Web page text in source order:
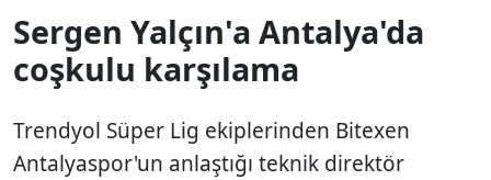
Sergen Yalçın'a Antalya'da
coşkulu karşılama
Trendyol Süper Lig ekiplerinden Bitexen
Antalyaspor'un anlaştığı teknik direktör